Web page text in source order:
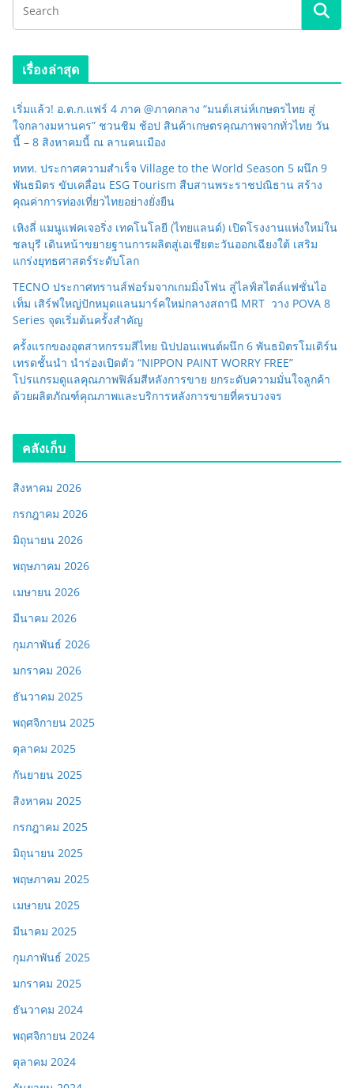
เรื่องล่าสุด
เริ่มแล้ว! อ.ต.ก.แฟร์ 4 ภาค @ภาคกลาง “มนต์เสน่ห์เกษตรไทย สู่
ใจกลางมหานคร” ชวนชิม ช้อป สินค้าเกษตรคุณภาพจากทั่วไทย วัน
นี้ – 8 สิงหาคมนี้ ณ ลานคนเมือง
ททท. ประกาศความสำเร็จ Village to the World Season 5 ผนึก 9
พันธมิตร ขับเคลื่อน ESG Tourism สืบสานพระราชปณิธาน สร้าง
คุณค่าการท่องเที่ยวไทยอย่างยั่งยืน
เหิงลี่ แมนูแฟคเจอริ่ง เทคโนโลยี (ไทยแลนด์) เปิดโรงงานแห่งใหม่ใน
ชลบุรี เดินหน้าขยายฐานการผลิตสู่เอเชียตะวันออกเฉียงใต้ เสริม
แกร่งยุทธศาสตร์ระดับโลก
TECNO ประกาศทรานส์ฟอร์มจากเกมมิ่งโฟน สู่ไลฟ์สไตล์แฟชั่นไอ
เท็ม เสิร์ฟใหญ่ปักหมุดแลนมาร์คใหม่กลางสถานี MRT วาง POVA 8
Series จุดเริ่มต้นครั้งสำคัญ
ครั้งแรกของอุตสาหกรรมสีไทย นิปปอนเพนต์ผนึก 6 พันธมิตรโมเดิร์น
เทรดชั้นนำ นำร่องเปิดตัว “NIPPON PAINT WORRY FREE”
โปรแกรมดูแลคุณภาพฟิล์มสีหลังการขาย ยกระดับความมั่นใจลูกค้า
ด้วยผลิตภัณฑ์คุณภาพและบริการหลังการขายที่ครบวงจร
คลังเก็บ
สิงหาคม 2026
กรกฎาคม 2026
มิถุนายน 2026
พฤษภาคม 2026
เมษายน 2026
มีนาคม 2026
กุมภาพันธ์ 2026
มกราคม 2026
ธันวาคม 2025
พฤศจิกายน 2025
ตุลาคม 2025
กันยายน 2025
สิงหาคม 2025
กรกฎาคม 2025
มิถุนายน 2025
พฤษภาคม 2025
เมษายน 2025
มีนาคม 2025
กุมภาพันธ์ 2025
มกราคม 2025
ธันวาคม 2024
พฤศจิกายน 2024
ตุลาคม 2024